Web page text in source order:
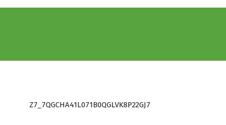
Z7_7QGCHA41L071B0QGLVK8P22GJ7